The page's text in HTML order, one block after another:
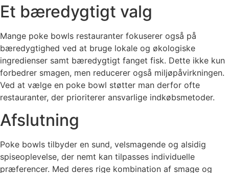
Et bæredygtigt valg
Mange poke bowls restauranter fokuserer også på
bæredygtighed ved at bruge lokale og økologiske
ingredienser samt bæredygtigt fanget fisk. Dette ikke kun
forbedrer smagen, men reducerer også miljøpåvirkningen.
Ved at vælge en poke bowl støtter man derfor ofte
restauranter, der prioriterer ansvarlige indkøbsmetoder.
Afslutning
Poke bowls tilbyder en sund, velsmagende og alsidig
spiseoplevelse, der nemt kan tilpasses individuelle
præferencer. Med deres rige kombination af smage og